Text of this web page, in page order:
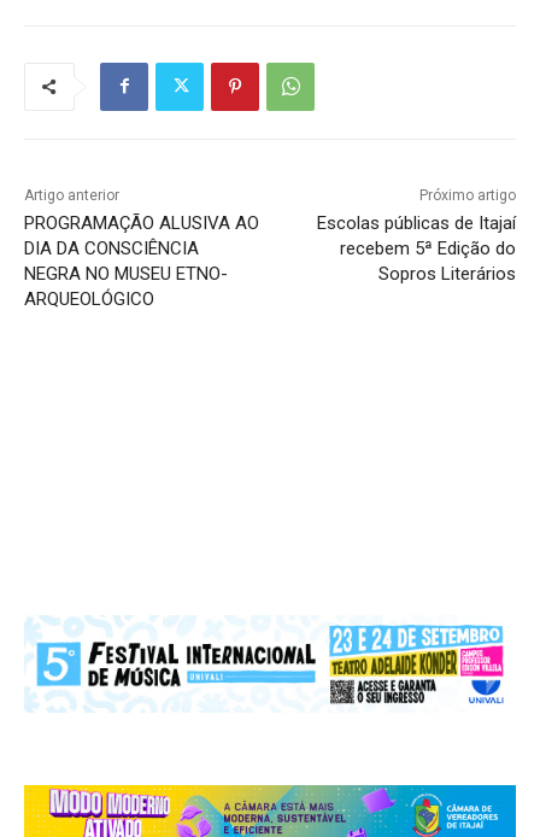
Artigo anterior
PROGRAMAÇÃO ALUSIVA AO
DIA DA CONSCIÊNCIA
NEGRA NO MUSEU ETNO-
ARQUEOLÓGICO
Próximo artigo
Escolas públicas de Itajaí
recebem 5ª Edição do
Sopros Literários